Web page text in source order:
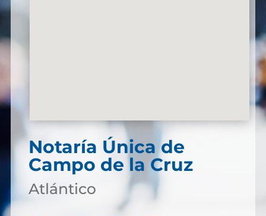
Notaría Única de
Campo de la Cruz
Atlántico